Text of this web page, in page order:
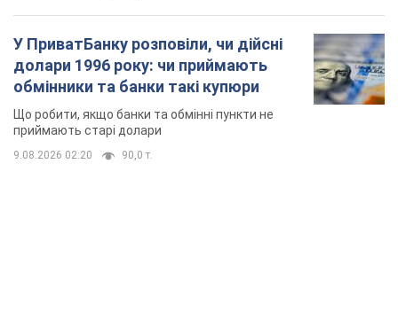
У ПриватБанку розповіли, чи дійсні
долари 1996 року: чи приймають
обмінники та банки такі купюри
Що робити, якщо банки та обмінні пункти не
приймають старі долари
9.08.2026 02:20 90,0 т.